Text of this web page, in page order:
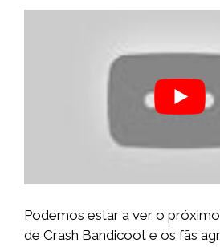
Podemos estar a ver o
de Crash Bandicoot e os fãs